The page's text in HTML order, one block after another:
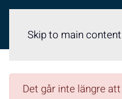
Skip to main content
danger
Det går inte längre